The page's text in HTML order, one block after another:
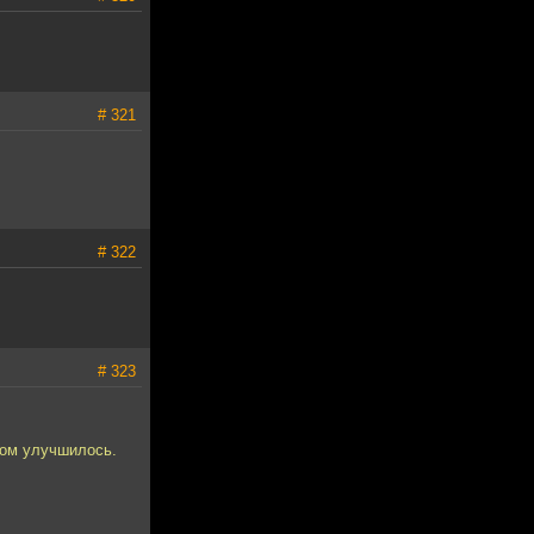
# 321
# 322
# 323
улучшилось.